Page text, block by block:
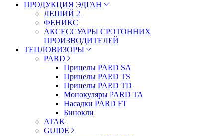
ПРОДУКЦИЯ ЭДГАН
ЛЕШИЙ 2
ФЕНИКС
АКСЕССУАРЫ СРОТОННИХ
ПРОИЗВОДИТЕЛЕЙ
ТЕПЛОВИЗОРЫ
PARD
Прицелы PARD SA
Прицелы PARD TS
Прицелы PARD TD
Монокуляры PARD TA
Насадки PARD FT
Бинокли
ATAK
GUIDE